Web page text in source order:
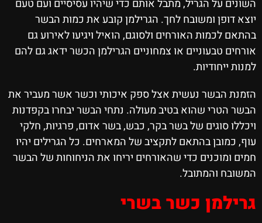
השונים על הגריל, מתבל אותם כדי שיהיו עסיסיים ועם טעם
יוצא דופן ומשובח לחך. הגרילמן קובע את כמות הבשר
בהתאם לכמות האורחים ולסוגם, הואיל ויגיעו לאירוע גם
אורחים טבעוניים או צמחוניים הגרילמן הכשר ידאג גם להם
למנות ייחודיות.
הזמנת הבשר נעשית אצל ספק איכותי וכשר אשר מעביר את
הבשר הטרי שהוא בטיב מעולה. נתחי הבשר יבחרו בקפדנות
ויכללו סוגים של בשר בקר, כבש, בשר אדום, פרגיות, חלקי
עוף, כמובן בהתאם לתקציב של המארחים. כל הגרילים יהיו
חמים ומוכנים כדי שהאורחים יריחו את הניחוחות של הבשר
המשובח והמתובל.
גרילמן כשר בשרי